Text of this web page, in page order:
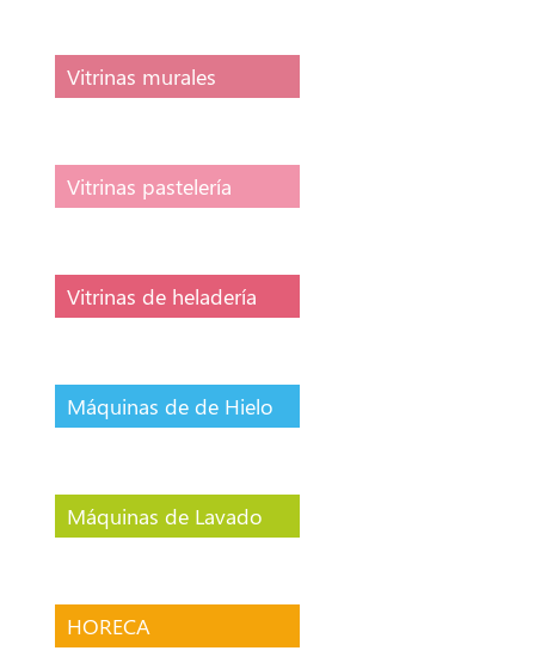
Vitrinas murales
Vitrinas pastelería
Vitrinas de heladería
Máquinas de de Hielo
Máquinas de Lavado
HORECA